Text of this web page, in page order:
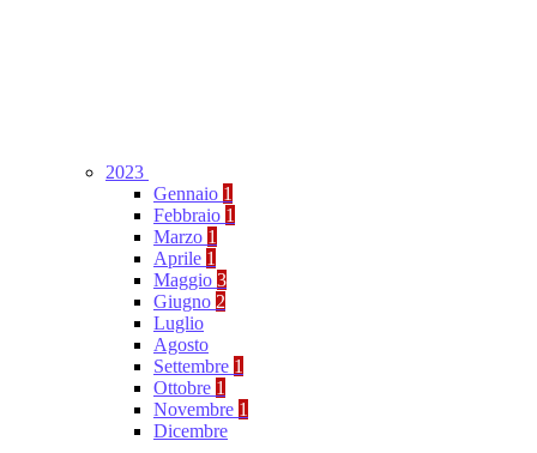
2023
Gennaio 1
Febbraio 1
Marzo 1
Aprile 1
Maggio 3
Giugno 2
Luglio
Agosto
Settembre 1
Ottobre 1
Novembre 1
Dicembre